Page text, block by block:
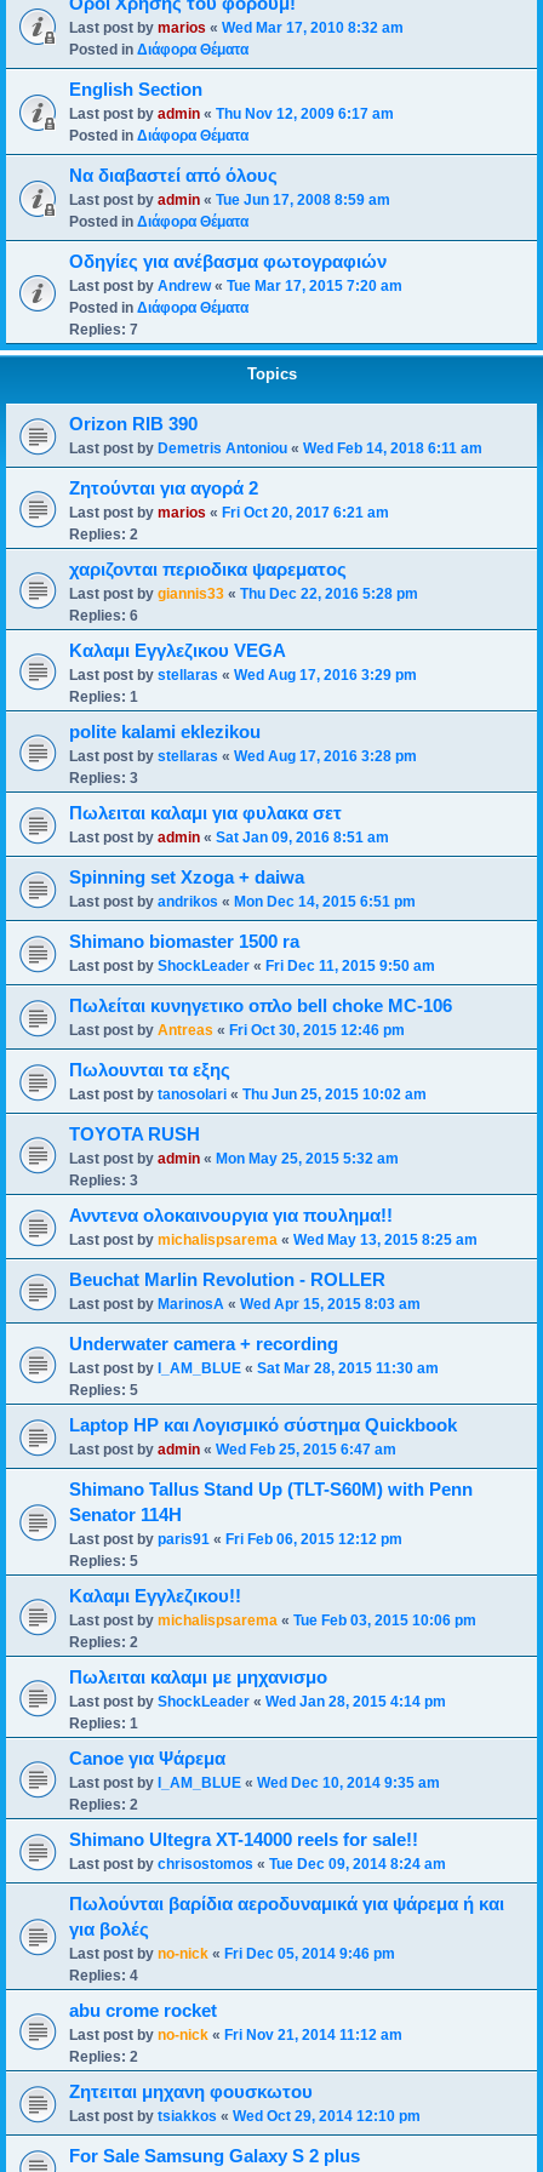
Last post by marios « Wed Mar 17, 2010 8:32 am
Posted in Διάφορα Θέματα
English Section
Last post by admin « Thu Nov 12, 2009 6:17 am
Posted in Διάφορα Θέματα
Να διαβαστεί από όλους
Last post by admin « Tue Jun 17, 2008 8:59 am
Posted in Διάφορα Θέματα
Οδηγίες για ανέβασμα φωτογραφιών
Last post by Andrew« Tue Mar 17, 2015 7:20 am
Posted in Διάφορα Θέματα
Replies: 7
Topics
Orizon RIB 390
Last post by Demetris Antoniou « Wed Feb 14, 2018 6:11 am
Ζητούνται για αγορά 2
Last post by marios « Fri Oct 20, 2017 6:21 am
Replies: 2
χαριζονται περιοδικα ψαρεματος
Last post by giannis33 « Thu Dec 22, 2016 5:28 pm
Replies: 6
Καλαμι Εγγλεζικου VEGA
Last post by stellaras « Wed Aug 17, 2016 3:29 pm
Replies: 1
polite kalami eklezikou
Last post by stellaras « Wed Aug 17, 2016 3:28 pm
Replies: 3
Πωλειται καλαμι για φυλακα σετ
Last post by admin « Sat Jan 09, 2016 8:51 am
Spinning set Xzoga + daiwa
Last post by andrikos « Mon Dec 14, 2015 6:51 pm
Shimano biomaster 1500 ra
Last post by ShockLeader « Fri Dec 11, 2015 9:50 am
Πωλείται κυνηγετικο οπλο bell choke MC-106
Last post by Antreas « Fri Oct 30, 2015 12:46 pm
Πωλουνται τα εξης
Last post by tanosolari « Thu Jun 25, 2015 10:02 am
TOYOTA RUSH
Last post by admin « Mon May 25, 2015 5:32 am
Replies: 3
Ανντενα ολοκαινουργια για πουλημα!!
Last post by michalispsarema « Wed May 13, 2015 8:25 am
Beuchat Marlin Revolution - ROLLER
Last post by MarinosA « Wed Apr 15, 2015 8:03 am
Underwater camera + recording
Last post by I_AM_BLUE « Sat Mar 28, 2015 11:30 am
Replies: 5
Laptop HP και Λογισμικό σύστημα Quickbook
Last post by admin « Wed Feb 25, 2015 6:47 am
Shimano Tallus Stand Up (TLT-S60M) with Penn
Senator 114H
Last post by paris91 « Fri Feb 06, 2015 12:12 pm
Replies: 5
Καλαμι Εγγλεζικου!!
Last post by michalispsarema « Tue Feb 03, 2015 10:06 pm
Replies: 2
Πωλειται καλαμι με μηχανισμο
Last post by ShockLeader « Wed Jan 28, 2015 4:14 pm
Replies: 1
Canoe για Ψάρεμα
Last post by I_AM_BLUE « Wed Dec 10, 2014 9:35 am
Replies: 2
Shimano Ultegra XT-14000 reels for sale!!
Last post by chrisostomos « Tue Dec 09, 2014 8:24 am
Πωλούνται βαρίδια αεροδυναμικά για ψάρεμα ή και
για βολές
Last post by no-nick « Fri Dec 05, 2014 9:46 pm
Replies: 4
abu crome rocket
Last post by no-nick « Fri Nov 21, 2014 11:12 am
Replies: 2
Ζητειται μηχανη φουσκωτου
Last post by tsiakkos « Wed Oct 29, 2014 12:10 pm
For Sale Samsung Galaxy S 2 plus